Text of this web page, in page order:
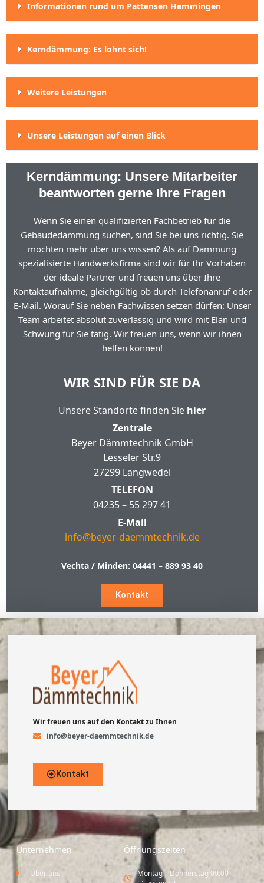
Informationen rund um Pattensen Hemmingen
Kerndämmung: Es lohnt sich!
Weitere Leistungen
Unsere Leistungen auf einen Blick
Kerndämmung: Unsere Mitarbeiter
beantworten gerne Ihre Fragen
Wenn Sie einen qualifizierten Fachbetrieb für die
Gebäudedämmung suchen, sind Sie bei uns richtig. Sie
möchten mehr über uns wissen? Als auf Dämmung
spezialisierte Handwerksfirma sind wir für Ihr Vorhaben
der ideale Partner und freuen uns über Ihre
Kontaktaufnahme, gleichgültig ob durch Telefonanruf oder
E-Mail. Worauf Sie neben Fachwissen setzen dürfen: Unser
Team arbeitet absolut zuverlässig und wird mit Elan und
Schwung für Sie tätig. Wir freuen uns, wenn wir ihnen
helfen können!
WIR SIND FÜR SIE DA
Unsere Standorte finden Sie hier
Zentrale
Beyer Dämmtechnik GmbH
Lesseler Str.9
27299 Langwedel
TELEFON
04235 – 55 297 41
E-Mail
info@beyer-daemmtechnik.de
Vechta / Minden: 04441 – 889 93 40
Kontakt
Wir freuen uns auf den Kontakt zu Ihnen
info@beyer-daemmtechnik.de
Kontakt
Unternehmen
Über uns
Öffnungszeiten
Montag – Donnerstag 09.00